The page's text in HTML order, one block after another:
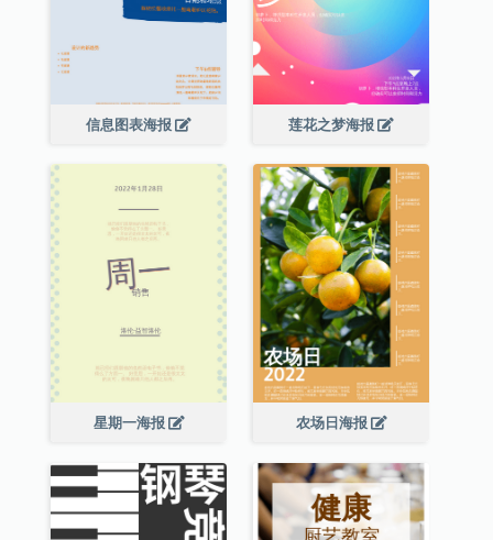
信息图表海报 莲花之梦海报
星期一海报 农场日海报